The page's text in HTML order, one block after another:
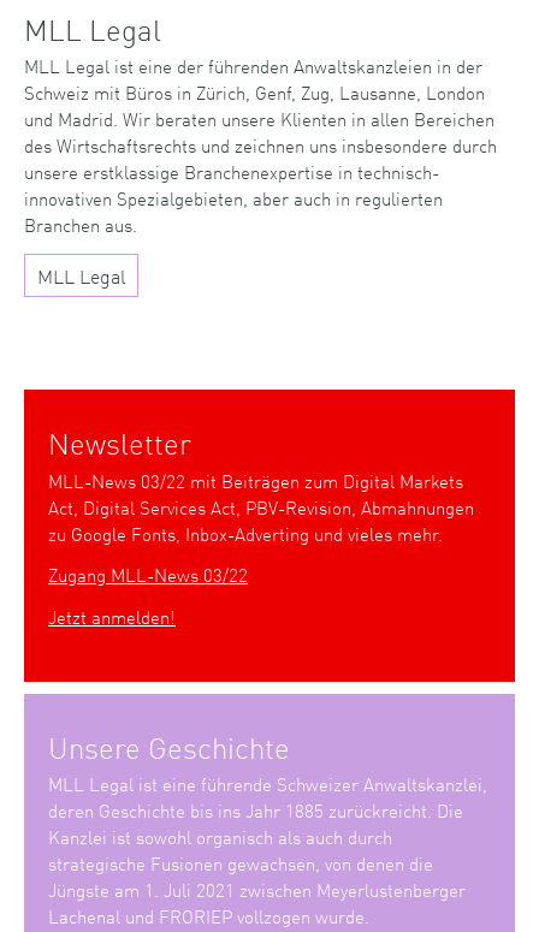
MLL Legal
MLL Legal ist eine der führenden Anwaltskanzleien in der
Schweiz mit Büros in Zürich, Genf, Zug, Lausanne, London
und Madrid. Wir beraten unsere Klienten in allen Bereichen
des Wirtschaftsrechts und zeichnen uns insbesondere durch
unsere erstklassige Branchenexpertise in technisch-
innovativen Spezialgebieten, aber auch in regulierten
Branchen aus.
MLL Legal
Newsletter
MLL-News 03/22 mit Beiträgen zum Digital Markets
Act, Digital Services Act, PBV-Revision, Abmahnungen
zu Google Fonts, Inbox-Adverting und vieles mehr.
Zugang MLL-News 03/22
Jetzt anmelden!
Unsere Geschichte
MLL Legal ist eine führende Schweizer Anwaltskanzlei,
deren Geschichte bis ins Jahr 1885 zurückreicht. Die
Kanzlei ist sowohl organisch als auch durch
strategische Fusionen gewachsen, von denen die
Jüngste am 1. Juli 2021 zwischen Meyerlustenberger
Lachenal und FRORIEP vollzogen wurde.